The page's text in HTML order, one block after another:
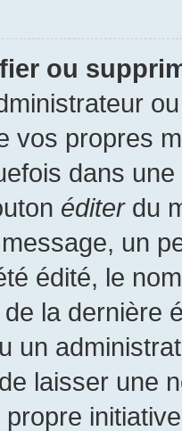
ou
vos propres
dans
éditerdu
un
édité, le
de la dernière
un
laisser une